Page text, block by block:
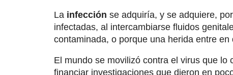
La infección se adquiría, y se adquiere, por
infectadas, al intercambiarse fluidos
contaminada, o porque una herida entre
El mundo se movilizó contra el virus que
financiar investigaciones que dieron en